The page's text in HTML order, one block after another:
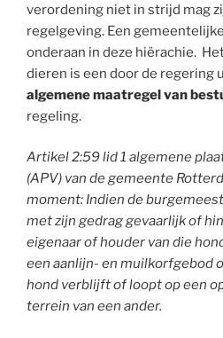
verordening niet in strijd mag
regelgeving. Een
onderaan in deze hiërachie.
dieren is een door de regering
algemenemaatregel van
regeling.
Artikel 2:59 lid 1 algemene
(APV) van de gemeente
moment: Indien de
met zijn gedrag gevaarlijk of
eigenaar of houder van die
een aanlijn- en muilkorfgebod
hond verblijft of loopt op een
terrein van een ander.